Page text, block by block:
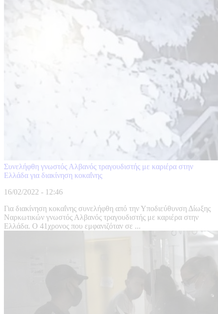
Συνελήφθη γνωστός Αλβανός τραγουδιστής με καριέρα στην
Ελλάδα για διακίνηση κοκαΐνης
16/02/2022 - 12:46
Για διακίνηση κοκαΐνης συνελήφθη από την Υποδιεύθυνση Δίωξης
Ναρκωτικών γνωστός Αλβανός τραγουδιστής με καριέρα στην
Ελλάδα. Ο 41χρονος που εμφανιζόταν σε ...